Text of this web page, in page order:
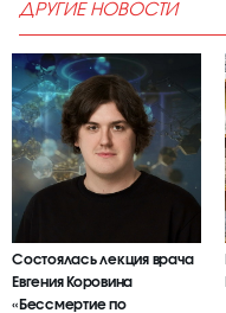
ДРУГИЕ НОВОСТИ
Состоялась лекция врача
Евгения Коровина
«Бессмертие по